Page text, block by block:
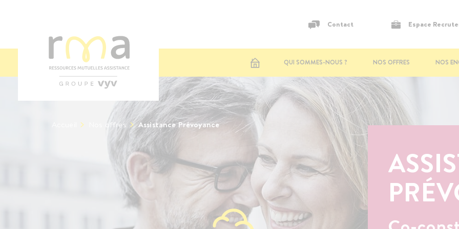
Contact Espace
QUI SOMMES-NOUS ? NOS OFFRES
ECOUTE, CONSEIL ET
ORIENTATION
Ecoute,Conseil et
ASSISTANCE
Assistance Santé
Assistance
Assistance
NOS
Nos offres Assistance Prévoyance